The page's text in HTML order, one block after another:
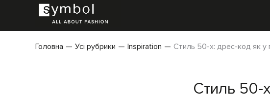
Головна Усі рубрики Inspiration Стиль 50-х: дрес-код як у
Стиль 50-